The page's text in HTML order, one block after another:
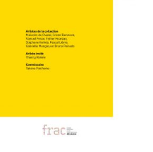
de se voir